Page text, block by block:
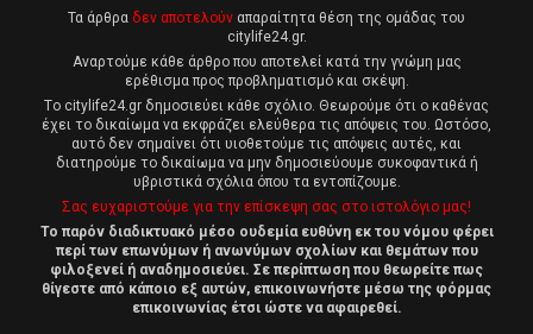
Τα άρθρα δεν αποτελούν απαραίτητα θέση της ομάδας του
citylife24.gr.
Αναρτούμε κάθε άρθρο που αποτελεί κατά την γνώμη μας
ερέθισμα προς προβληματισμό και σκέψη.
Tο citylife24.gr δημοσιεύει κάθε σχόλιο. Θεωρούμε ότι ο καθένας
έχει το δικαίωμα να εκφράζει ελεύθερα τις απόψεις του. Ωστόσο,
αυτό δεν σημαίνει ότι υιοθετούμε τις απόψεις αυτές, και
διατηρούμε το δικαίωμα να μην δημοσιεύουμε συκοφαντικά ή
υβριστικά σχόλια όπου τα εντοπίζουμε.
Σας ευχαριστούμε για την επίσκεψη σας στο ιστολόγιο μας!
Το παρόν διαδικτυακό μέσο ουδεμία ευθύνη εκ του νόμου φέρει
περί των επωνύμων ή ανωνύμων σχολίων και θεμάτων που
φιλοξενεί ή αναδημοσιεύει. Σε περίπτωση που θεωρείτε πως
θίγεστε από κάποιο εξ αυτών, επικοινωνήστε μέσω της φόρμας
επικοινωνίας έτσι ώστε να αφαιρεθεί.